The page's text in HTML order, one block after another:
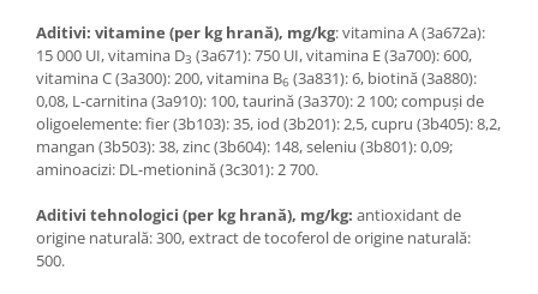
Aditivi: vitamine (per kg hrană), mg/kg: vitamina A (3a672a):
15 000 UI,vitamina D3 (3a671): 750 UI,vitamina E (3a700): 600,
vitamina C (3a300): 200,vitamina B6 (3a831): 6, biotină (3a880):
0,08, L-carnitina (3a910): 100,taurină (3a370): 2 100; compuşi de
oligoelemente:fier (3b103): 35, iod (3b201): 2,5,cupru (3b405): 8,2,
mangan (3b503): 38,zinc (3b604): 148,seleniu (3b801): 0,09;
aminoacizi: DL-metionină (3c301): 2 700.
Aditivi tehnologici (per kg hrană), mg/kg: antioxidant de
origine naturală: 300, extract de tocoferol de origine naturală:
500.